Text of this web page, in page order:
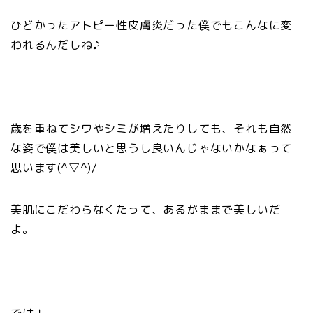
ひどかったアトピー性皮膚炎だった僕でもこんなに変
われるんだしね♪
歳を重ねてシワやシミが増えたりしても、それも自然
な姿で僕は美しいと思うし良いんじゃないかなぁって
思います(^▽^)/
美肌にこだわらなくたって、あるがままで美しいだ
よ。